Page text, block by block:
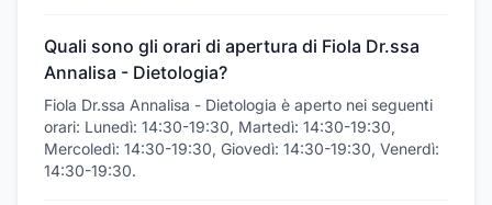
Quali sono gli orari di apertura di Fiola Dr.ssa
Annalisa - Dietologia?
Fiola Dr.ssa Annalisa - Dietologia è aperto nei seguenti
orari: Lunedì: 14:30-19:30, Martedì: 14:30-19:30,
Mercoledì: 14:30-19:30, Giovedì: 14:30-19:30, Venerdì:
14:30-19:30.